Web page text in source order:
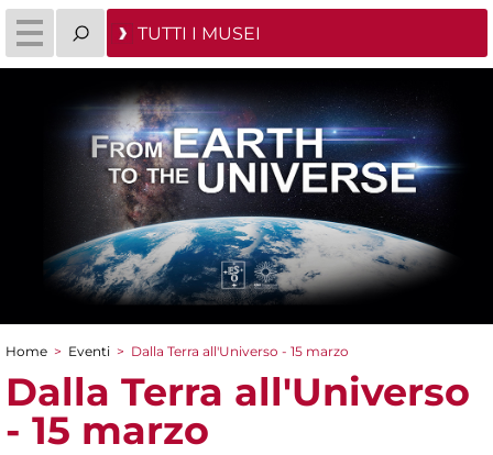
TUTTI I MUSEI
Tu sei qui
Home > Eventi > Dalla Terra all'Universo - 15 marzo
Dalla Terra all'Universo
- 15 marzo